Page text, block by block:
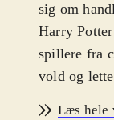
sig om
Harry
spillere fra
vold og
Læs hele